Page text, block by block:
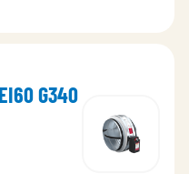
G340